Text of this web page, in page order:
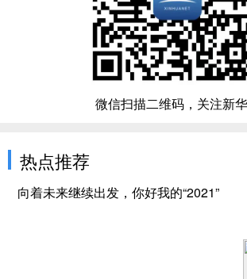
微信扫描二维码，关注新
热点推荐
向着未来继续出发，你好我的“2021”